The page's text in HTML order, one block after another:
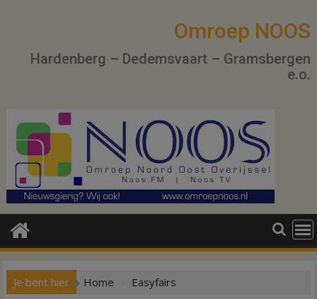
Omroep NOOS
Hardenberg – Dedemsvaart – Gramsbergen
e.o.
Je bent hier Home Easyfairs